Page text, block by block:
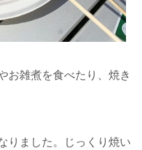
お雑煮を食べたり、焼き
りました。じっくり焼い